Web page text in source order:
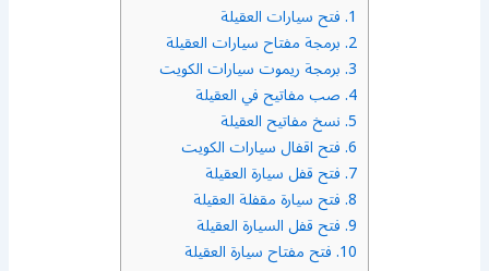
1. فتح سيارات العقيلة
2. برمجة مفتاح سيارات العقيلة
3. برمجة ريموت سيارات الكويت
4. صب مفاتيح في العقيلة
5. نسخ مفاتيح العقيلة
6. فتح اقفال سيارات الكويت
7. فتح قفل سيارة العقيلة
8. فتح سيارة مقفلة العقيلة
9. فتح قفل السيارة العقيلة
10. فتح مفتاح سيارة العقيلة